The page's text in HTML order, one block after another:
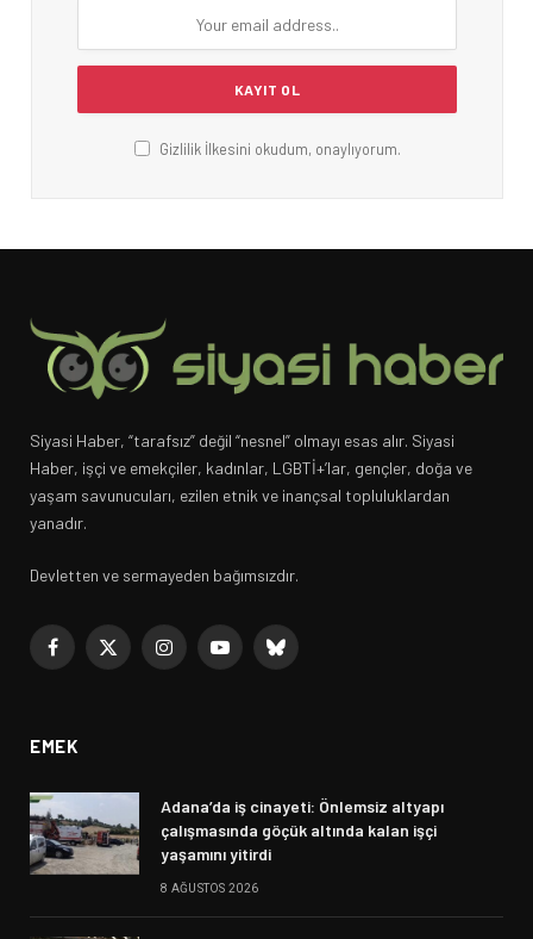
Gizlilik İlkesini okudum, onaylıyorum.
Siyasi Haber, “tarafsız” değil “nesnel” olmayı esas alır. Siyasi
Haber, işçi ve emekçiler, kadınlar, LGBTİ+’lar, gençler, doğa ve
yaşam savunucuları, ezilen etnik ve inançsal topluluklardan
yanadır.
Devletten ve sermayeden bağımsızdır.
Facebook
X
InstagramYouTubeBluesky
EMEK
Adana’da iş cinayeti: Önlemsiz altyapı
çalışmasında göçük altında kalan işçi
yaşamını yitirdi
8 AĞUSTOS 2026